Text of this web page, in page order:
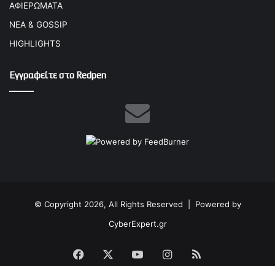
ΑΦΙΕΡΩΜΑΤΑ
ΝΕΑ & GOSSIP
HIGHLIGHTS
Εγγραφείτε στο Redpen
© Copyright 2026, All Rights Reserved | Powered by
CyberExpert.gr
Facebook YouTubeInstagram